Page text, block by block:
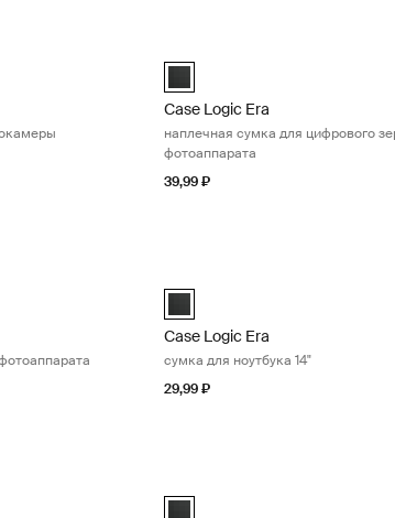
Backpack Обсидиановый черный (selected)
Case Logic Era DSLR Shoulder
Case Logic Era
наплечная сумка для цифрового
фотоаппарата
39,99 ₽
Обсидиановый черный (selected)
Case Logic Era 14" Laptop
Case Logic Era
сумка для ноутбука 14"
29,99 ₽
Bag Обсидиановый черный (selected)
Case Logic Era 16" Laptop